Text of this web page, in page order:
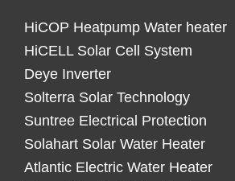
HiCOP Heatpump Water heater
HiCELL Solar Cell System
Deye Inverter
Solterra Solar Technology
Suntree Electrical Protection
Solahart Solar Water Heater
Atlantic Electric Water Heater